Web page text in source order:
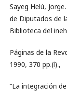
Sayeg Helú,
de Diputados de
Biblioteca del
Páginas de la
1990, 370 pp.(l).,
“La integración